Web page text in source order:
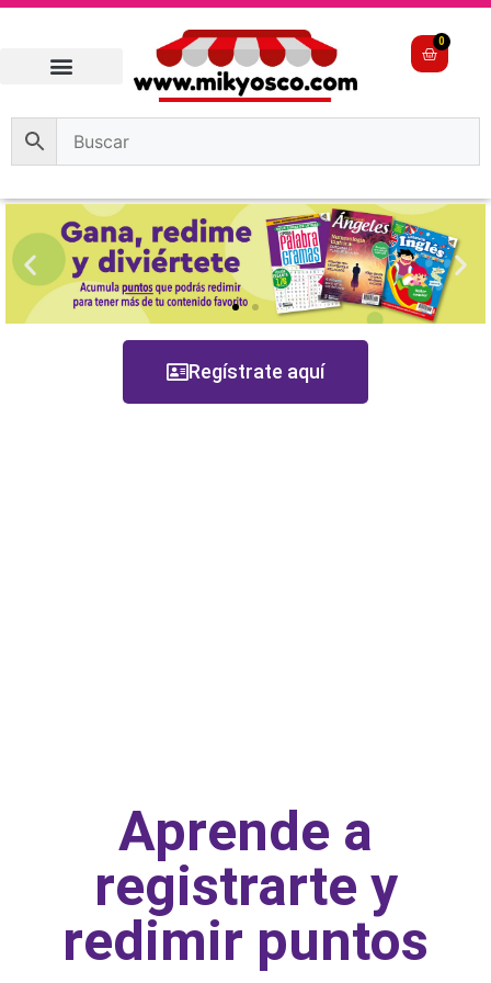
0
Regístrate aquí
Aprende a
registrarte y
redimir puntos